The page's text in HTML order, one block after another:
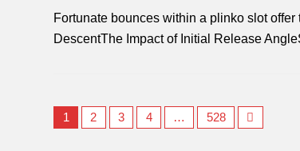
Fortunate bounces within a plinko slot
DescentThe Impact of Initial Release
1 2 3 4 … 528